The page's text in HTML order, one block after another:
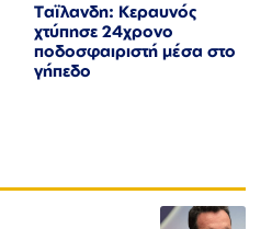
Ταϊλανδη: Κεραυνός
χτύπησε 24χρονο
ποδοσφαιριστή μέσα στο
γήπεδο